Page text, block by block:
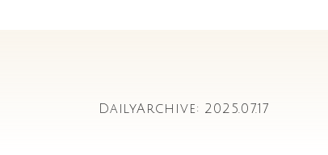
DailyArchive: 2025.07.17